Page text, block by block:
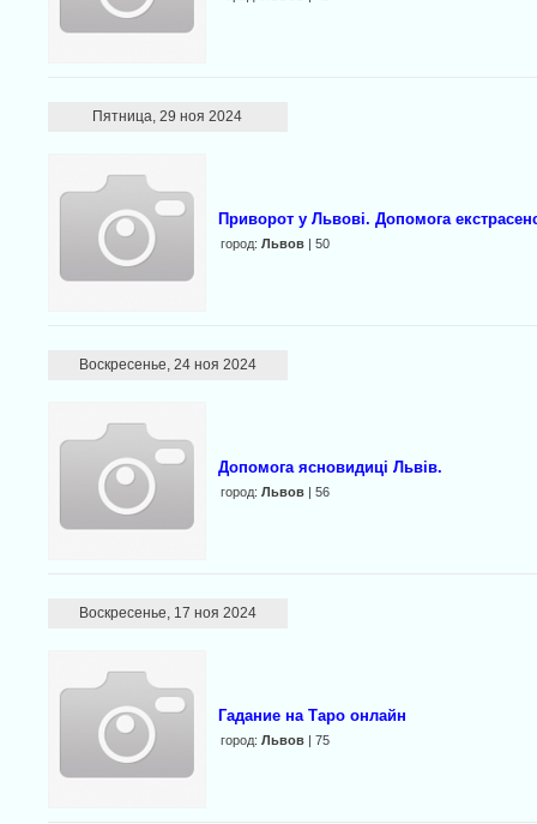
Пятница, 29 ноя 2024
Приворот у Львові. Допомога
город: Львов | 50
Воскресенье, 24 ноя 2024
Допомога ясновидиці Львів.
город: Львов | 56
Воскресенье, 17 ноя 2024
Гадание на Таро онлайн
город: Львов | 75